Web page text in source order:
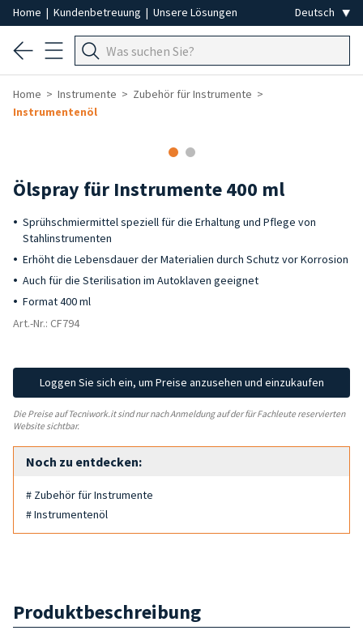
Home | Kundenbetreuung | Unsere Lösungen
Home Instrumente
Zubehör für Instrumente
Instrumentenöl
Ölspray für Instrumente 400 ml
Sprühschmiermittel speziell für die Erhaltung und Pflege von
Stahlinstrumenten
Erhöht die Lebensdauer der Materialien durch Schutz vor Korrosion
Auch für die Sterilisation im Autoklaven geeignet
Format 400 ml
Art.-Nr.: CF794
Loggen Sie sich ein, um Preise anzusehen und einzukaufen
Die Preise auf Tecniwork.it sind nur nach Anmeldung auf der für Fachleute reservierten
Website sichtbar.
Noch zu entdecken:
# Zubehör für Instrumente
# Instrumentenöl
Produktbeschreibung